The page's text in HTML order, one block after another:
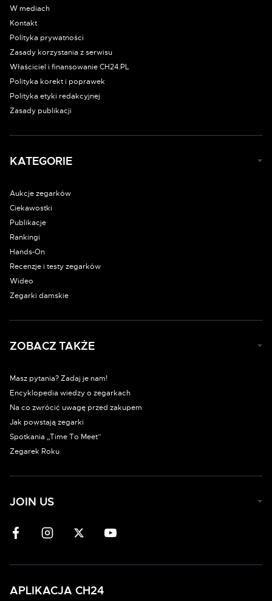
W mediach
Kontakt
Polityka prywatności
Zasady korzystania z serwisu
Właściciel i finansowanie CH24.PL
Polityka korekt i poprawek
Polityka etyki redakcyjnej
Zasady publikacji
KATEGORIE
Aukcje zegarków
Ciekawostki
Publikacje
Rankingi
Hands-On
Recenzje i testy zegarków
Wideo
Zegarki damskie
ZOBACZ TAKŻE
Masz pytania? Zadaj je nam!
Encyklopedia wiedzy o zegarkach
Na co zwrócić uwagę przed zakupem
Jak powstają zegarki
Spotkania „Time To Meet”
Zegarek Roku
JOIN US
APLIKACJA CH24